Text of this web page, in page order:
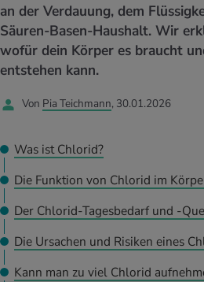
& Intoleranzen
THEMEN IM BEREICH ERNÄHRUNG
BMI berechnen
Personal Health Coaching
Kalorienverbrauch berechnen
Glücklich sein
Wissen
THEMEN IM BEREICH MEDIZIN
Mund- & Zahnpflege
Personal Health Coaching
THEMEN IM BEREICH SERVICES
Angebote
an der Verdauung, dem
Säuren-Basen-Haushalt. Wir
wofür dein Körper es braucht
entstehen kann.
Von Pia Teichmann, 30.01.2026
Was ist Chlorid?
Die Funktion von Chlorid im
Der Chlorid-Tagesbedarf und -
Die Ursachen und Risiken eines
Kann man zu viel Chlorid